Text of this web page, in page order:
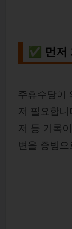
✅ 먼저
주휴수당이
저 필요합
저 등 기록
변을 증빙